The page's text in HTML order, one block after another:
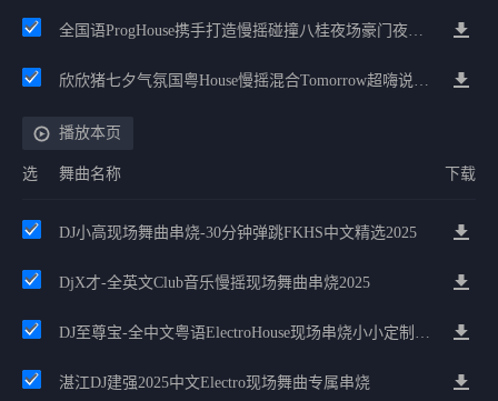
全国语ProgHouse携手打造慢摇碰撞八桂夜场豪门夜宴气氛小串
欣欣猪七夕气氛国粤House慢摇混合Tomorrow超嗨说唱英文House气氛
播放本页
选 舞曲名称 下载
DJ小高现场舞曲串烧-30分钟弹跳FKHS中文精选2025
DjX才-全英文Club音乐慢摇现场舞曲串烧2025
DJ至尊宝-全中文粤语ElectroHouse现场串烧小小定制2025
湛江DJ建强2025中文Electro现场舞曲专属串烧